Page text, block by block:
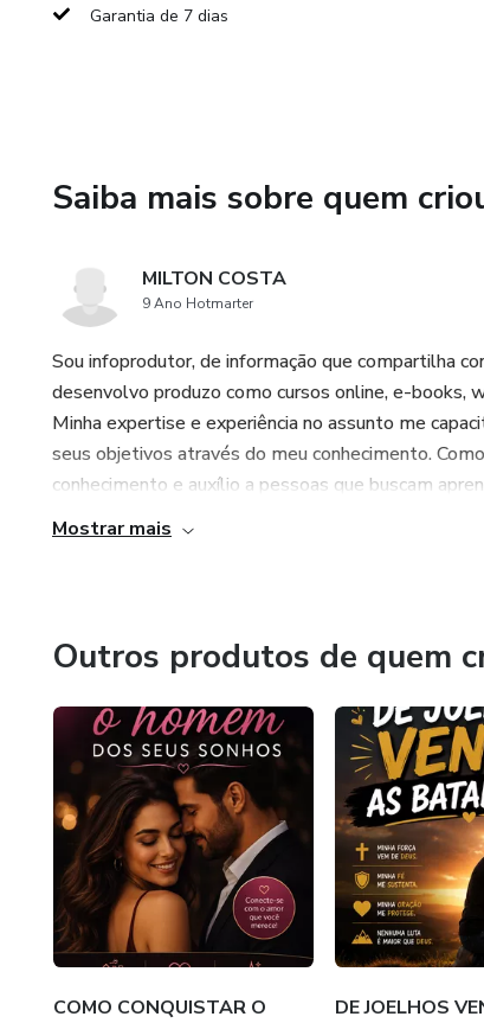
Garantia de 7 dias
Saiba mais sobre quem
MILTON COSTA
9 Ano Hotmarter
Sou infoprodutor, de informação que compartilha
desenvolvo produzo como cursos online, e-books,
Minha expertise e experiência no assunto me
seus objetivos através do meu conhecimento.
conhecimento e auxílio a pessoas que buscam
Mostrar mais
Outros produtos de quem
COMO CONQUISTAR O
DE JOELHOS